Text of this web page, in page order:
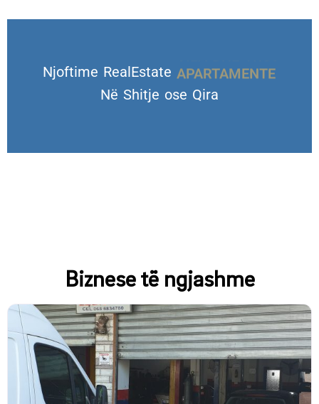
Njoftime RealEstate
VILA DHE TROJE
Biznese të ngjashme